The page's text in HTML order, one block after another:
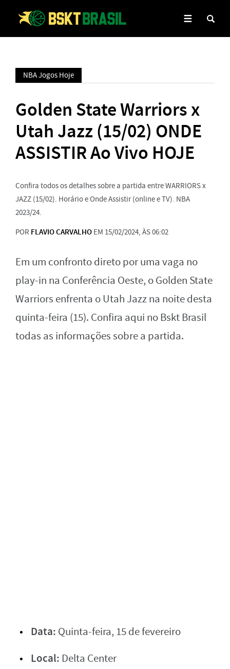
NBA Jogos Hoje
Golden State Warriors x
Utah Jazz (15/02) ONDE
ASSISTIR Ao Vivo HOJE
Confira todos os detalhes sobre a partida entre WARRIORS x
JAZZ (15/02). Horário e Onde Assistir (online e TV). NBA
2023/24.
POR FLAVIO CARVALHO EM 15/02/2024, ÀS 06:02
Em um confronto direto por uma vaga no
play-in na Conferência Oeste, o Golden State
Warriors enfrenta o Utah Jazz na noite desta
quinta-feira (15). Confira aqui no Bskt Brasil
todas as informações sobre a partida.
Data: Quinta-feira, 15 de fevereiro
Local: Delta Center